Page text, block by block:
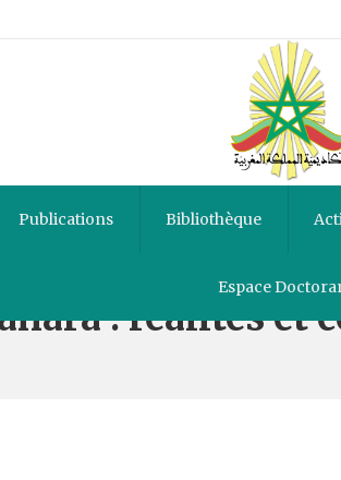
Publications Bibliothèque
Espace
: réalités et